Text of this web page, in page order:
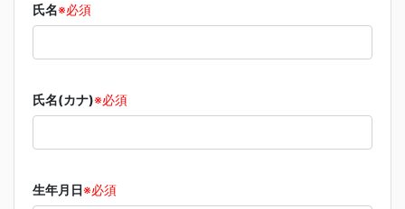
氏名※必須
氏名(カナ)※必須
生年月日※必須